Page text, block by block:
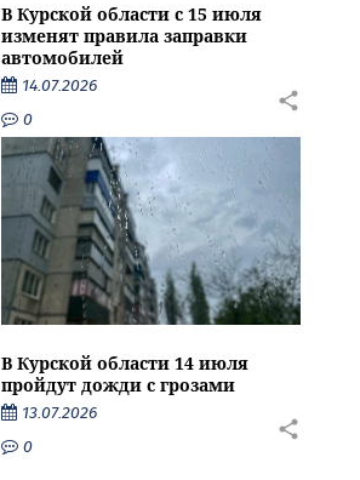
В Курской области с 15 июля
изменят правила заправки
автомобилей
14.07.2026
0
В Курской области 14 июля
пройдут дожди с грозами
13.07.2026
0